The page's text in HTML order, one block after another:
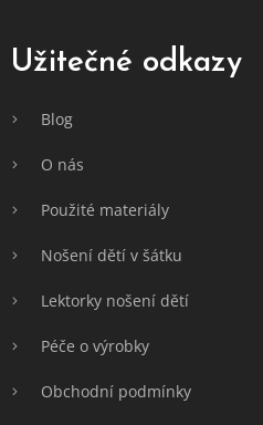
Užitečné odkazy
Blog
O nás
Použité materiály
Nošení dětí v šátku
Lektorky nošení dětí
Péče o výrobky
Obchodní podmínky